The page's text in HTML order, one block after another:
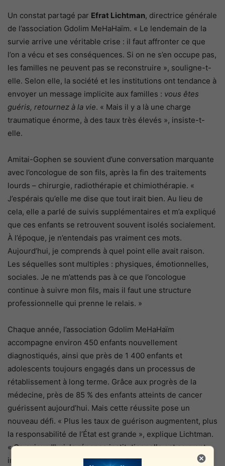
Un constat partagé par Efrat Lichtman, directrice générale
de l’association Gdolim MeHaHaïm. « Le lendemain de la
survie arrive une véritable crise : il faut affronter ce que
l’on a vécu et ses conséquences. Si on ne s’en occupe pas,
les familles ne peuvent pas se reconstruire », souligne-t-
elle. Selon elle, la société et les institutions ont tendance à
envoyer un message implicite aux familles : vous êtes
guéris, retournez à la vie. « Mais il y a là une charge
traumatique énorme, à des taux très élevés », insiste-t-
elle.
Amitai-Gophen se souvient d’une conversation marquante
avec l’oncologue de son fils, après la fin des traitements
lourds – chirurgie, radiothérapie et chimiothérapie. «
J’espérais qu’elle me dise que tout irait bien. Au lieu de
cela, elle a parlé de suivis supplémentaires et m’a expliqué
que ces enfants se retrouvent souvent isolés socialement.
À l’époque, je n’entendais pas vraiment ces mots.
Aujourd’hui, je comprends à quel point elle avait raison.
Les séquelles sont multiples : physiques, émotionnelles,
sociales. Je ne m’attends pas à ce que l’oncologue
continue à suivre mon fils, mais il faut une structure
professionnelle qui prenne le relais. »
Chaque année, l’association Gdolim MeHaHaïm
accompagne environ 450 enfants nouvellement
diagnostiqués, ainsi que près de 1 400 enfants et
adolescents toujours engagés dans un processus de
rétablissement à long terme. Grâce aux progrès de la
médecine, près de 85 % des enfants atteints de cancer
guérissent aujourd’hui. Mais cette réussite pose un
nouveau défi. « Plus les taux de guérison augmentent, plus
la responsabilité de l’État est grande », explique Lichtman.
« Or, aujourd’hui, la réponse institutionnelle est souvent
insuffisante.